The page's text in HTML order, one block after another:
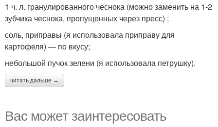
1 ч. л. гранулированного чеснока (можно заменить на 1-2
зубчика чеснока, пропущенных через пресс) ;
соль, приправы (я использовала приправу для
картофеля) — по вкусу;
небольшой пучок зелени (я использовала петрушку).
читать дальше →
Вас может заинтересовать